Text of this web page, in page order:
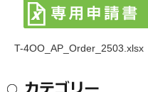
T-4OO_AP_Order_2503.xlsx